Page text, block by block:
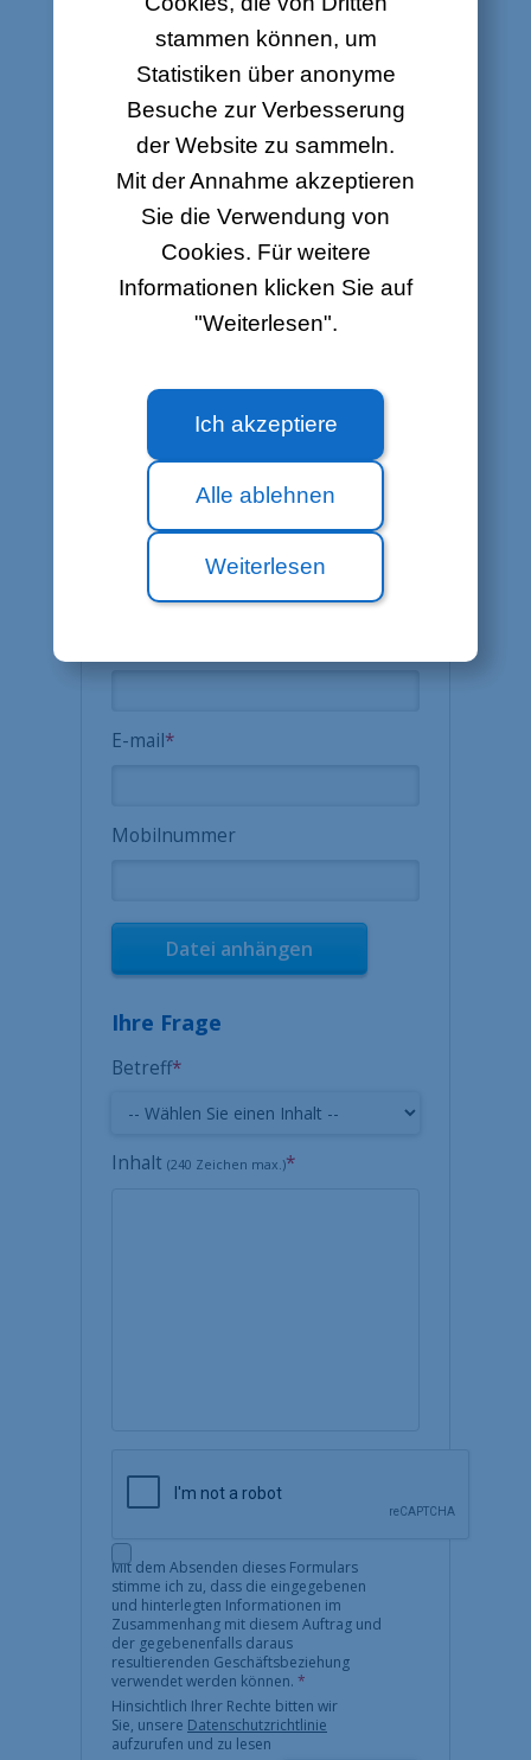
stammen können, um
Statistiken über anonyme
Besuche zur Verbesserung
der Website zu sammeln.
Mit der Annahme akzeptieren
Sie die Verwendung von
Cookies. Für weitere
Informationen klicken Sie auf
"Weiterlesen".
Ich akzeptiere
Alle ablehnen
Weiterlesen
Ihre Kontaktdaten
Sind Sie bereits Kunde bei
Luxembourg Online?
Ja
Nein
Name*
Vorname*
*
*
E-mail*
Mobilnummer
Datei anhängen
Ihre Frage
Betreff*
Inhalt (240 Zeichen max.)*
Mit dem Absenden dieses Formulars
stimme ich zu, dass die eingegebenen
und hinterlegten Informationen im
Zusammenhang mit diesem Auftrag und
der gegebenenfalls daraus
resultierenden Geschäftsbeziehung
verwendet werden können. *
Hinsichtlich Ihrer Rechte bitten wir
Sie, unsere Datenschutzrichtlinie
aufzurufen und zu lesen